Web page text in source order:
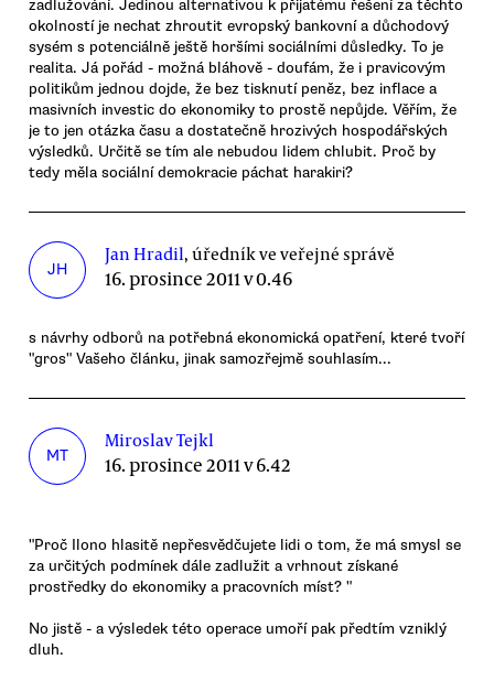
zadlužování. Jedinou alternativou k přijatému řešení za těchto
okolností je nechat zhroutit evropský bankovní a důchodový
sysém s potenciálně ještě horšími sociálními důsledky. To je
realita. Já pořád - možná bláhově - doufám, že i pravicovým
politikům jednou dojde, že bez tisknutí peněz, bez inflace a
masivních investic do ekonomiky to prostě nepůjde. Věřím, že
je to jen otázka času a dostatečně hrozivých hospodářských
výsledků. Určitě se tím ale nebudou lidem chlubit. Proč by
tedy měla sociální demokracie páchat harakiri?
JH
Jan Hradil, úředník ve veřejné správě
16. prosince 2011 v 0.46
s návrhy odborů na potřebná ekonomická opatření, které tvoří
"gros" Vašeho článku, jinak samozřejmě souhlasím...
MT
Miroslav Tejkl
16. prosince 2011 v 6.42
"Proč Ilono hlasitě nepřesvědčujete lidi o tom, že má smysl se
za určitých podmínek dále zadlužit a vrhnout získané
prostředky do ekonomiky a pracovních míst? "
No jistě - a výsledek této operace umoří pak předtím vzniklý
dluh.